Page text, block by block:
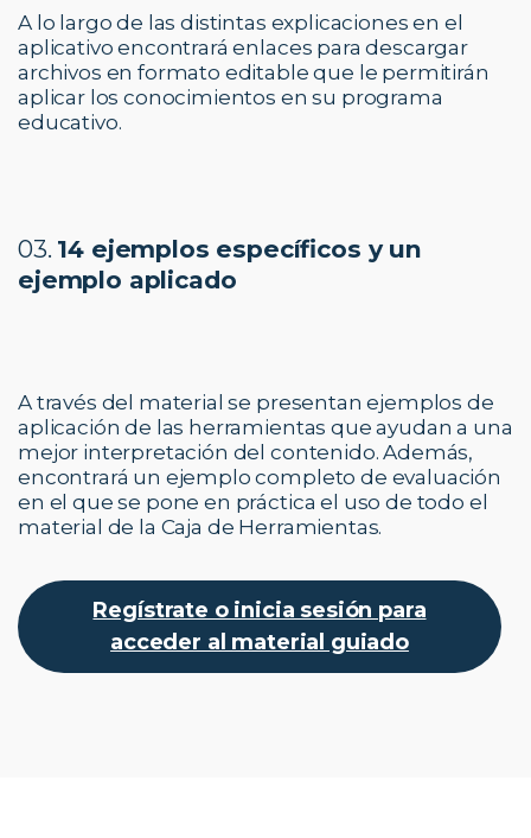
A lo largo de las distintas explicaciones en el
aplicativo encontrará enlaces para descargar
archivos en formato editable que le permitirán
aplicar los conocimientos en su programa
educativo.
03. 14 ejemplos específicos y un
ejemplo aplicado
A través del material se presentan ejemplos de
aplicación de las herramientas que ayudan a una
mejor interpretación del contenido. Además,
encontrará un ejemplo completo de evaluación
en el que se pone en práctica el uso de todo el
material de la Caja de Herramientas.
Regístrate o inicia sesión para
acceder al material guiado